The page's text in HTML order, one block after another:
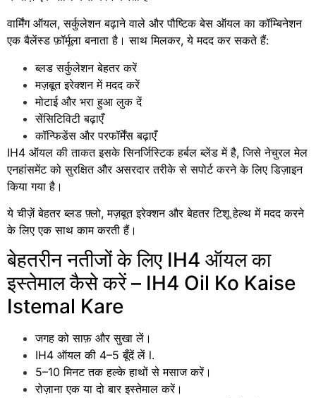
वार्मिंग ऑयल, सर्कुलेशन बढ़ाने वाले और पौष्टिक बेस ऑयल का कॉम्बिनेशन
एक बैलेंस्ड फ़ॉर्मूला बनाता है। साथ मिलकर, ये मदद कर सकते हैं:
ब्लड सर्कुलेशन बेहतर करें
मज़बूत इरेक्शन में मदद करें
मोटाई और भरा हुआ लुक दें
सेंसिटिविटी बढ़ाएँ
कॉन्फिडेंस और परफॉर्मेंस बढ़ाएँ
IH4 ऑयल की ताकत इसके सिनर्जिस्टिक हर्बल ब्लेंड में है, जिसे नेचुरल मेल
एनहांसमेंट को सुरक्षित और असरदार तरीके से सपोर्ट करने के लिए डिज़ाइन
किया गया है।
ये चीज़ें बेहतर ब्लड फ़्लो, मज़बूत इरेक्शन और बेहतर टिशू हेल्थ में मदद करने
के लिए एक साथ काम करती हैं।
बेहतरीन नतीजों के लिए IH4 ऑयल का
इस्तेमाल कैसे करें – IH4 Oil Ko Kaise
Istemal Kare
जगह को साफ़ और सुखा लें।
IH4 ऑयल की 4–5 बूँदें लें l.
5–10 मिनट तक हल्के हाथों से मसाज करें।
रोज़ाना एक या दो बार इस्तेमाल करें।